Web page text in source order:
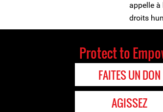
appelle
droits
Protect to
FAITES UN DON
AGISSEZ